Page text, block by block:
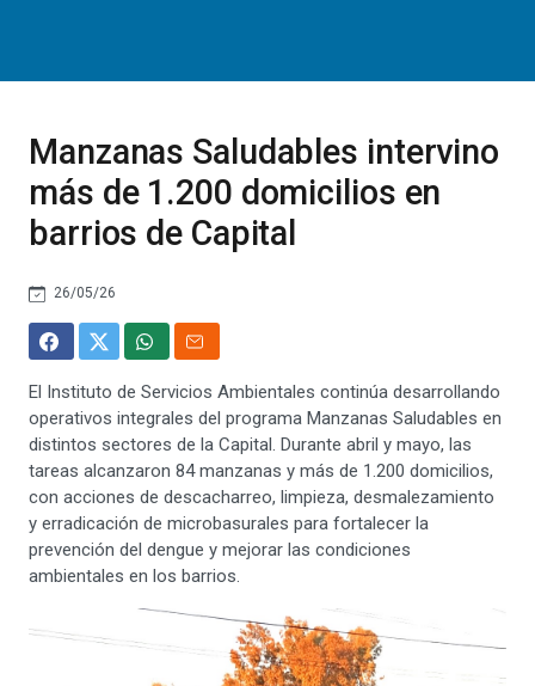
Manzanas Saludables intervino
más de 1.200 domicilios en
barrios de Capital
26/05/26
El Instituto de Servicios Ambientales continúa desarrollando
operativos integrales del programa Manzanas Saludables en
distintos sectores de la Capital. Durante abril y mayo, las
tareas alcanzaron 84 manzanas y más de 1.200 domicilios,
con acciones de descacharreo, limpieza, desmalezamiento
y erradicación de microbasurales para fortalecer la
prevención del dengue y mejorar las condiciones
ambientales en los barrios.